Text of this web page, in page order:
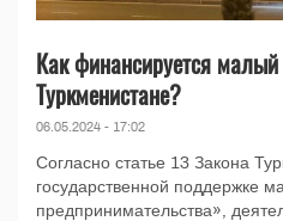
Как финансируется
Туркменистане?
06.05.2024 - 17:02
Согласно статье 13 Закона
государственной поддержке
предпринимательства»,